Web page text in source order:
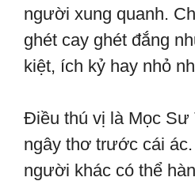
người xung quanh.
ghét cay ghét đắng
kiệt, ích kỷ hay nhỏ
Điều thú vị là Mọc
ngây thơ trước cái
người khác có thể